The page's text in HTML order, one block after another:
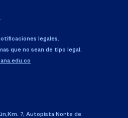
legales.
que no sean de tipo legal.
Km. 7, Autopista Norte de